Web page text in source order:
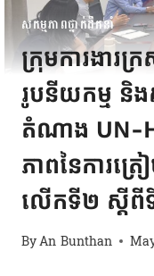
សកម្មភាពថ្នាក់ដឹកនាំ
ក្រុមការងារ
រូបនីយកម្ម
តំណាង UN-
ភាពនៃការត្រ
លើកទី២ ស្តីពី
ByAn Bunthan